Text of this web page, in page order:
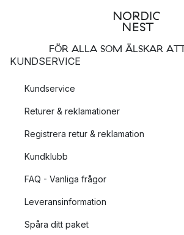
FÖR ALLA SOM ÄLSKAR
KUNDSERVICE
Kundservice
Returer & reklamationer
Registrera retur & reklamation
Kundklubb
FAQ - Vanliga frågor
Leveransinformation
Spåra ditt paket